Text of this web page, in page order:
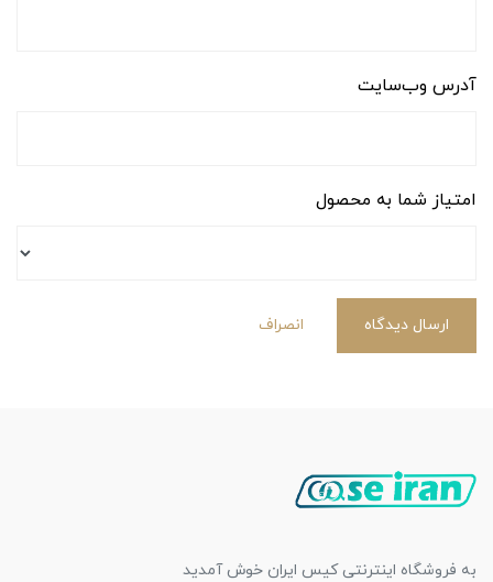
آدرس وب‌سایت
امتیاز شما به محصول
ارسال دیدگاه انصراف
به فروشگاه اینترنتی کیس ایران خوش آمدید